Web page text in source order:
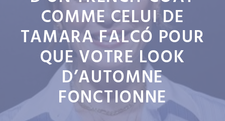
COMME CELUI DE
TAMARA FALCÓ POUR
QUE VOTRE LOOK
D’AUTOMNE
FONCTIONNE